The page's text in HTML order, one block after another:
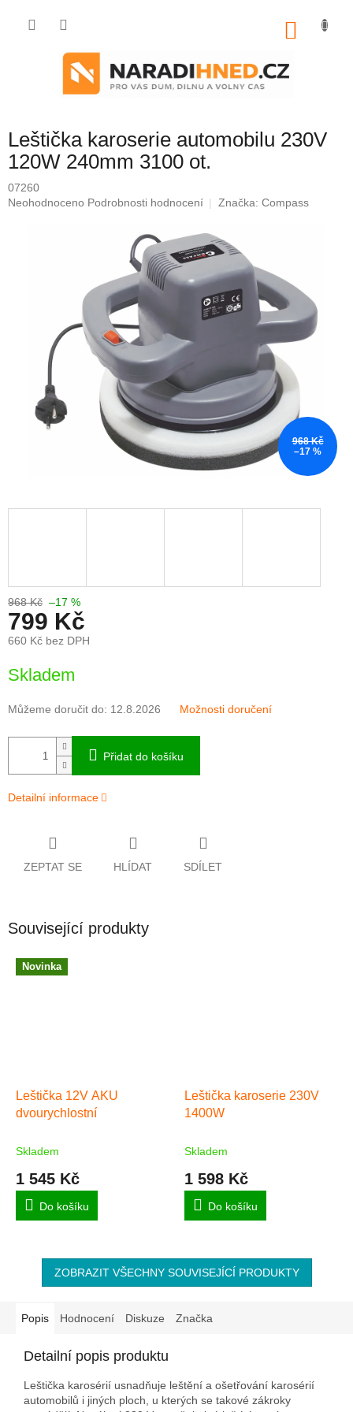
Leštička karoserie automobilu 230V
120W 240mm 3100 ot.
07260
Průměrné
Neohodnoceno Podrobnosti hodnocení Značka: Compass
968 Kč
–17 %
968 Kč –17 %
799 Kč
660 Kč bez DPH
cena:
Skladem
Můžeme doručit do: 12.8.2026 Možnosti doručení
Přidat do košíku
Detailní informace
ZEPTAT SE HLÍDAT SDÍLET
Související produkty
Novinka
Leštička 12V AKU
dvourychlostní
Skladem
1 545 Kč
Do košíku
Leštička karoserie 230V
1400W
Skladem
1 598 Kč
Do košíku
ZOBRAZIT VŠECHNY SOUVISEJÍCÍ PRODUKTY
Popis Hodnocení Diskuze Značka
Detailní popis produktu
Leštička karosérií usnadňuje leštění a ošetřování karosérií
automobilů i jiných ploch, u kterých se takové zákroky